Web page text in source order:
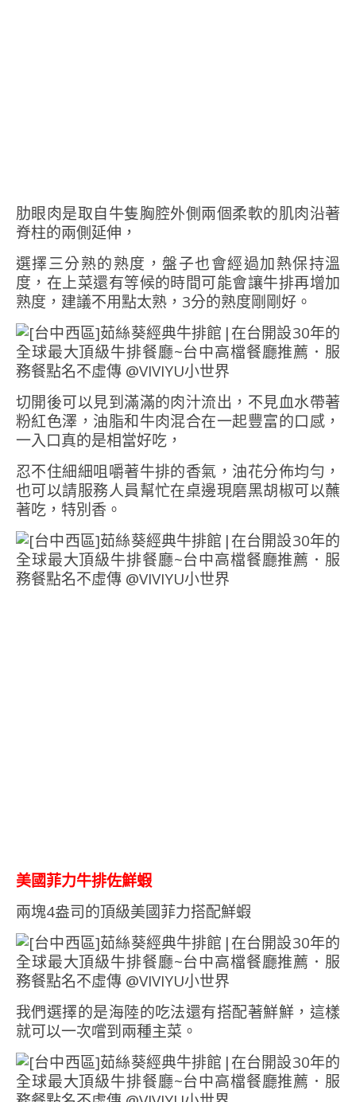
肋眼肉是取自牛隻胸腔外側兩個柔軟的肌肉沿著
脊柱的兩側延伸，
選擇三分熟的熟度，盤子也會經過加熱保持溫
度，在上菜還有等候的時間可能會讓牛排再增加
熟度，建議不用點太熟，3分的熟度剛剛好。
切開後可以見到滿滿的肉汁流出，不見血水帶著
粉紅色澤，油脂和牛肉混合在一起豐富的口感，
一入口真的是相當好吃，
忍不住細細咀嚼著牛排的香氣，油花分佈均勻，
也可以請服務人員幫忙在桌邊現磨黑胡椒可以蘸
著吃，特別香。
美國菲力牛排佐鮮蝦
兩塊4盎司的頂級美國菲力搭配鮮蝦
我們選擇的是海陸的吃法還有搭配著鮮鮮，這樣
就可以一次嚐到兩種主菜。